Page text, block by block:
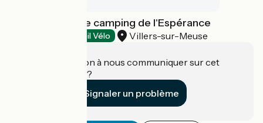
Aire naturelle de camping de l'Espérance
Accueil Vélo Villers-sur-Meuse
Une information à nous communiquer sur cet
établissement ?
Signaler un problème